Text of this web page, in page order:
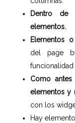
Dentro de
elementos.
Elementos
del page
funcionalidad
Como
elementos y
con los
Hay